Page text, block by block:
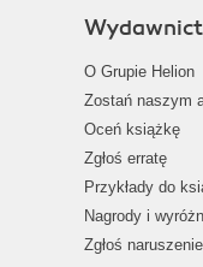
O Grupie Helion
Zostań naszym
Oceń książkę
Zgłoś erratę
Przykłady do
Nagrody i
Zgłoś